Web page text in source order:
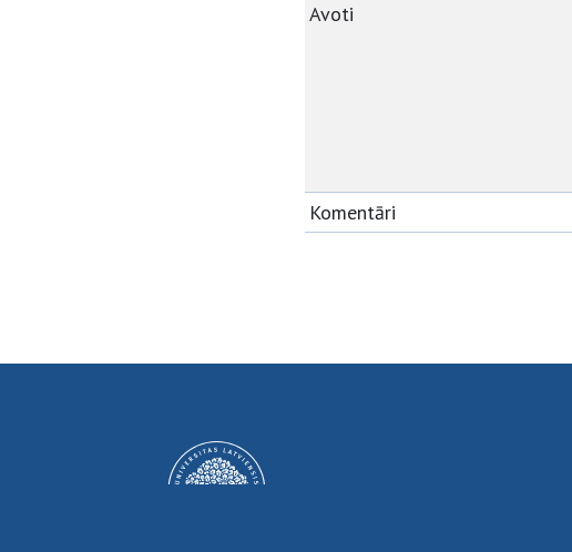
Avoti
Komentāri